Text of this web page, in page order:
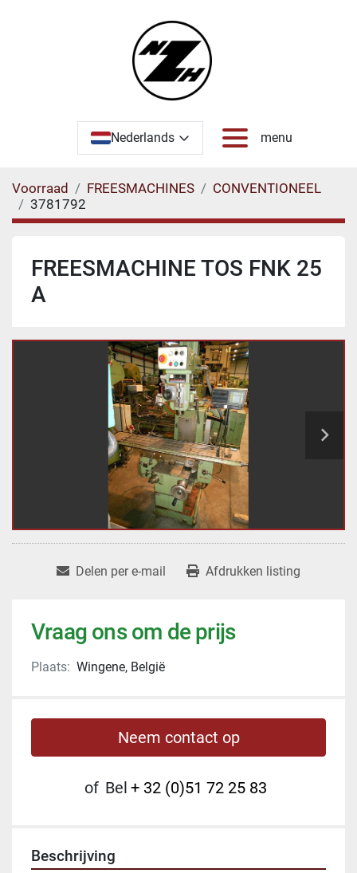
Nederlands menu
Voorraad FREESMACHINES
CONVENTIONEEL
3781792
FREESMACHINE TOS FNK 25
A
Delen per e-mail Afdrukken listing
Vraag ons om de prijs
Plaats: Wingene, België
Neem contact op
of Bel + 32 (0)51 72 25 83
Beschrijving